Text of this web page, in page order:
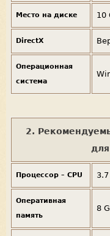
Место на диске 10
DirectX
Операционная
система
2.
Процессор – CPU
Оперативная
память
8